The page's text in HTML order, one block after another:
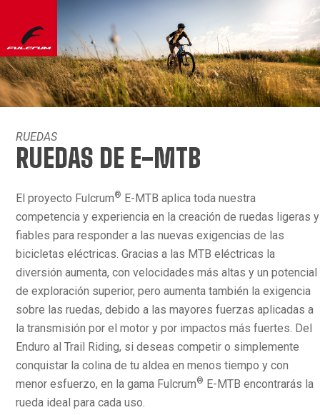
RUEDAS
RUEDAS DE E-MTB
El proyecto Fulcrum® E-MTB aplica toda nuestra
competencia y experiencia en la creación de ruedas ligeras y
fiables para responder a las nuevas exigencias de las
bicicletas eléctricas. Gracias a las MTB eléctricas la
diversión aumenta, con velocidades más altas y un potencial
de exploración superior, pero aumenta también la exigencia
sobre las ruedas, debido a las mayores fuerzas aplicadas a
la transmisión por el motor y por impactos más fuertes. Del
Enduro al Trail Riding, si deseas competir o simplemente
conquistar la colina de tu aldea en menos tiempo y con
menor esfuerzo, en la gama Fulcrum® E-MTB encontrarás la
rueda ideal para cada uso.